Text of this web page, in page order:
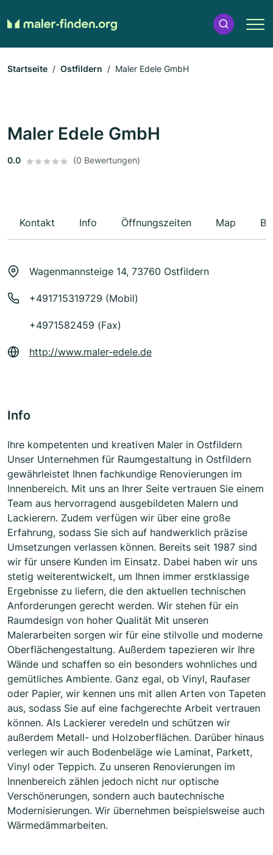
Startseite Ostfildern Maler Edele GmbH
Maler Edele GmbH
0.0 (0 Bewertungen)
Kontakt Info Öffnungszeiten Map
Wagenmannsteige 14, 73760 Ostfildern
+491715319729 (Mobil)
+4971582459 (Fax)
http://www.maler-edele.de
Info
Ihre kompetenten und kreativen Maler in Ostfildern
Unser Unternehmen für Raumgestaltung in Ostfildern
gewährleistet Ihnen fachkundige Renovierungen im
Innenbereich. Mit uns an Ihrer Seite vertrauen Sie einem
Team aus hervorragend ausgebildeten Malern und
Lackierern. Zudem verfügen wir über eine große
Erfahrung, sodass Sie sich auf handwerklich präzise
Umsetzungen verlassen können. Bereits seit 1987 sind
wir für unsere Kunden im Einsatz. Dabei haben wir uns
stetig weiterentwickelt, um Ihnen immer erstklassige
Ergebnisse zu liefern, die den aktuellen technischen
Anforderungen gerecht werden. Wir stehen für ein
Raumdesign von hoher Qualität Mit unseren
Malerarbeiten sorgen wir für eine stilvolle und moderne
Oberflächengestaltung. Außerdem tapezieren wir Ihre
Wände und schaffen so ein besonders wohnliches und
gemütliches Ambiente. Ganz egal, ob Vinyl, Raufaser
oder Papier, wir kennen uns mit allen Arten von Tapeten
aus, sodass Sie auf eine fachgerechte Arbeit vertrauen
können. Als Lackierer veredeln und schützen wir
außerdem Metall- und Holzoberflächen. Darüber hinaus
verlegen wir auch Bodenbeläge wie Laminat, Parkett,
Vinyl oder Teppich. Zu unseren Renovierungen im
Innenbereich zählen jedoch nicht nur optische
Verschönerungen, sondern auch bautechnische
Modernisierungen. Wir übernehmen beispielsweise auch
Wärmedämmarbeiten.